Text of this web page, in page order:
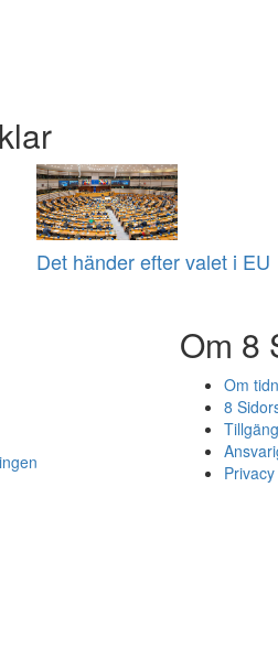
Det händer efter valet i EU
Om 8
Om
8